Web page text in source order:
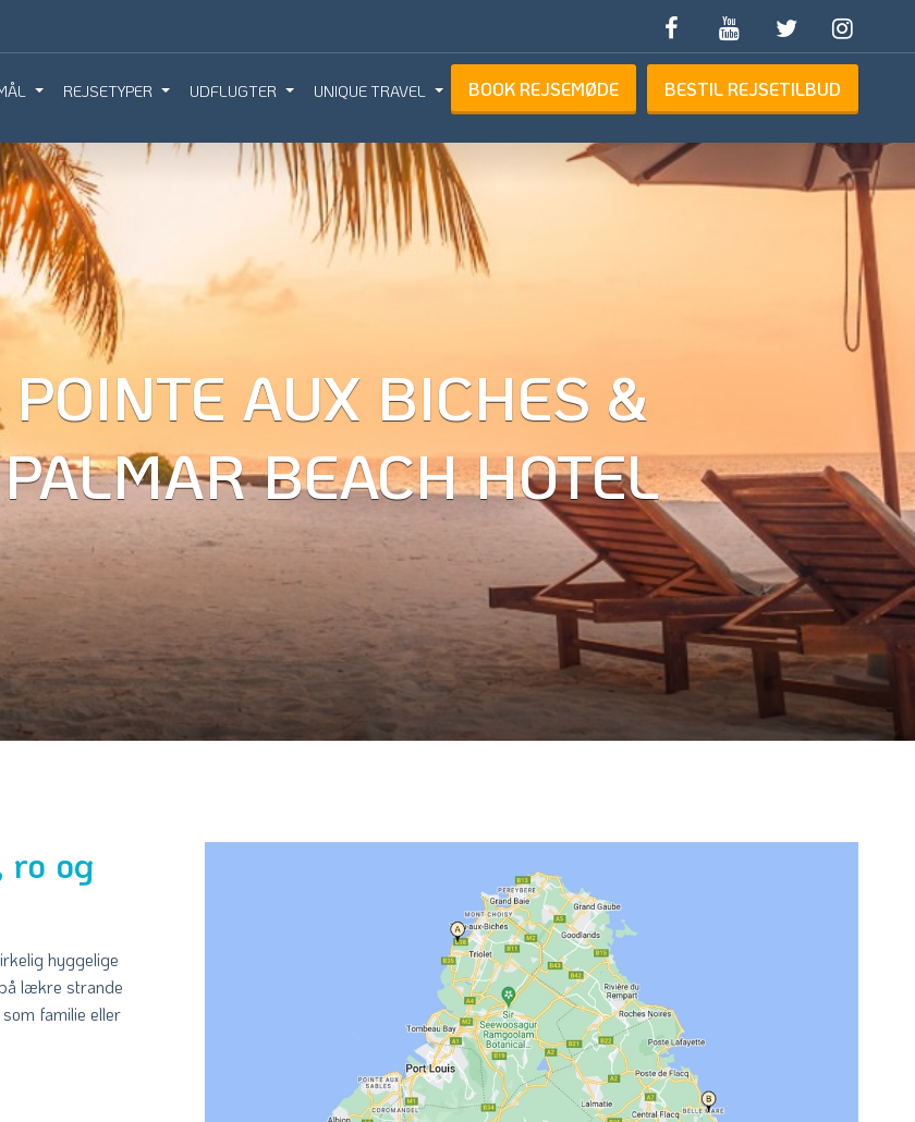
REJSETYPER UDFLUGTER UNIQUE TRAVEL BOOK REJSEMØDE BESTIL REJSETILBUD
BOOK REJSEMØDE BESTIL REJSETILBUD
AUX BICHES &
BEACH HOTEL
ro og
hyggelige
lækre strande
familie eller